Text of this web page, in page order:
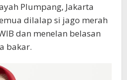
Plumpang, Jakarta
dilalap si jago merah
dan menelan belasan
bakar.